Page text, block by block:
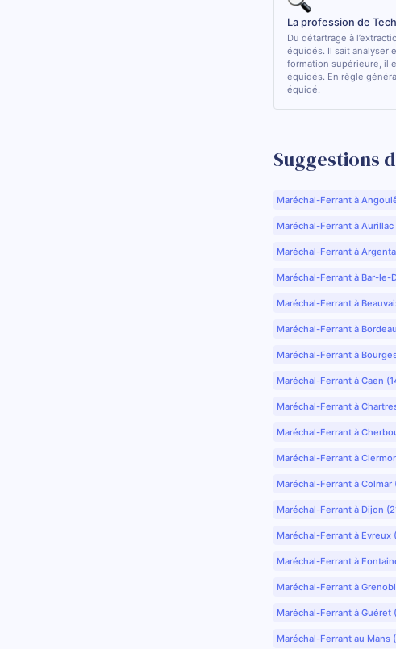
La profession de
Du détartrage à
équidés. Il sait analyser
formation supérieure, il
équidés. En règle
équidé.
Suggestions
Maréchal-Ferrant à
Maréchal-Ferrant à Aurillac
Maréchal-Ferrant à
Maréchal-Ferrant à Bar-le-
Maréchal-Ferrant à
Maréchal-Ferrant à
Maréchal-Ferrant à
Maréchal-Ferrant à Caen
Maréchal-Ferrant à
Maréchal-Ferrant à
Maréchal-Ferrant à
Maréchal-Ferrant à Colmar
Maréchal-Ferrant à Dijon
Maréchal-Ferrant à Evreux
Maréchal-Ferrant à
Maréchal-Ferrant à
Maréchal-Ferrant à Guéret
Maréchal-Ferrant au Mans